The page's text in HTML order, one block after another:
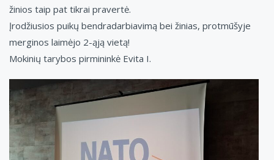
žinios taip pat tikrai pravertė.
Įrodžiusios puikų bendradarbiavimą bei žinias, protmūšyje
merginos laimėjo 2-ąją vietą!
Mokinių tarybos pirmininkė Evita I.